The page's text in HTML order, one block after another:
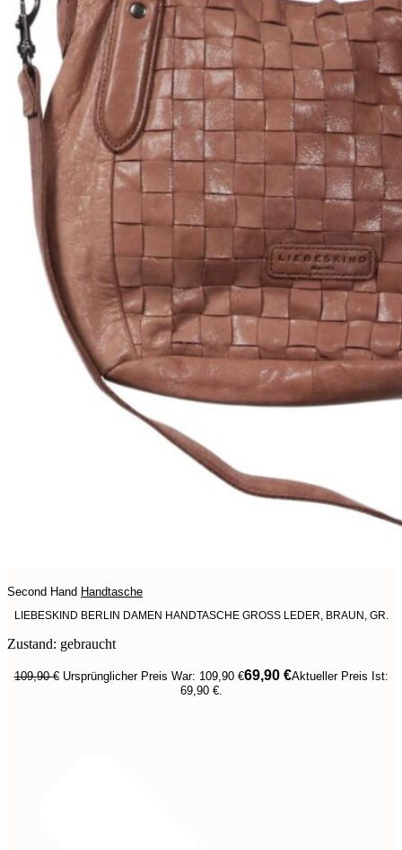
Second Hand Handtasche
LIEBESKIND BERLIN DAMEN HANDTASCHE GROSS LEDER, BRAUN, GR.
Zustand: gebraucht
109,90€ Ursprünglicher Preis War: 109,90 €69,90 €Aktueller Preis Ist:
69,90 €.